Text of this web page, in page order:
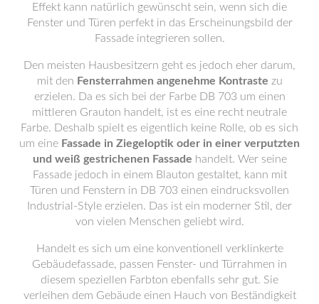
Effekt kann natürlich gewünscht sein, wenn sich die
Fenster und Türen perfekt in das Erscheinungsbild der
Fassade integrieren sollen.
Den meisten Hausbesitzern geht es jedoch eher darum,
mit den Fensterrahmen angenehme Kontraste zu
erzielen. Da es sich bei der Farbe DB 703 um einen
mittleren Grauton handelt, ist es eine recht neutrale
Farbe. Deshalb spielt es eigentlich keine Rolle, ob es sich
um eine Fassade in Ziegeloptik oder in einer verputzten
und weiß gestrichenen Fassade handelt. Wer seine
Fassade jedoch in einem Blauton gestaltet, kann mit
Türen und Fenstern in DB 703 einen eindrucksvollen
Industrial-Style erzielen. Das ist ein moderner Stil, der
von vielen Menschen geliebt wird.
Handelt es sich um eine konventionell verklinkerte
Gebäudefassade, passen Fenster- und Türrahmen in
diesem speziellen Farbton ebenfalls sehr gut. Sie
verleihen dem Gebäude einen Hauch von Beständigkeit